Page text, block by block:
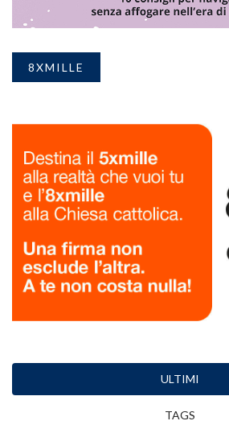
8XMILLE
ULTIMI
TAGS